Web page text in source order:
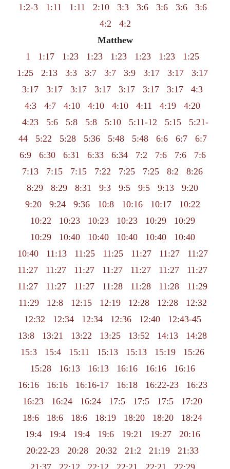
1:2-3
1:11 1:11 2:10 3:3 3:6 3:6 3:6
3:6
4:2
4:2
Matthew
1
1:17 1:23 1:23 1:23 1:23 1:23
1:25
1:25
2:13 3:3 3:7 3:7 3:9 3:17 3:17
3:17
3:17
3:17 3:17 3:17 3:17 3:17 3:17
4:3
4:3
4:7 4:10 4:10 4:10 4:11 4:19
4:20
4:23
5:6 5:8 5:8 5:10 5:11-12 5:15
5:21-
44
5:22 5:28 5:36 5:48 5:48 6:6 6:7
6:7
6:9
6:30 6:31 6:33 6:34 7:2 7:6 7:6
7:6
7:13
7:15 7:15 7:22 7:25 7:25 8:2
8:26
8:29
8:29 8:31 9:3 9:5 9:5 9:13
9:20
9:20
9:24 9:36 10:8 10:16 10:17
10:22
10:22
10:23 10:23 10:23 10:29
10:29
10:29
10:40 10:40 10:40 10:40
10:40
10:40
11:13 11:25 11:25 11:27 11:27
11:27
11:27
11:27 11:27 11:27 11:27 11:27
11:27
11:27
11:27 11:27 11:28 11:28 11:28
11:29
11:29
12:8 12:15 12:19 12:28 12:28
12:32
12:32
12:34 12:34 12:36 12:40
12:43-45
13:8
13:21 13:22 13:25 13:52 14:13
14:28
15:3
15:4 15:11 15:13 15:13 15:19
15:26
15:28
16:13 16:13 16:16 16:16
16:16
16:16
16:16 16:16-17 16:18 16:22-23
16:23
16:23
16:24 16:24 17:5 17:5 17:5
17:20
18:6
18:6 18:6 18:19 18:20 18:20
18:24
19:4
19:4 19:4 19:6 19:21 19:27
20:16
20:22-23
20:28 20:32 21:2 21:19
21:33
21:37
22:12 22:12 22:21 22:21 22:29